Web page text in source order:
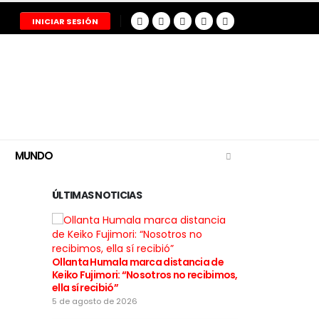
INICIAR SESIÓN
MUNDO
ÚLTIMAS NOTICIAS
Ollanta Humala marca distancia de
Keiko Fujimori: “Nosotros no recibimos,
ella sí recibió”
5 de agosto de 2026